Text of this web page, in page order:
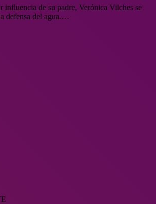
influencia de su padre, Verónica Vilches se
defensa del agua.…